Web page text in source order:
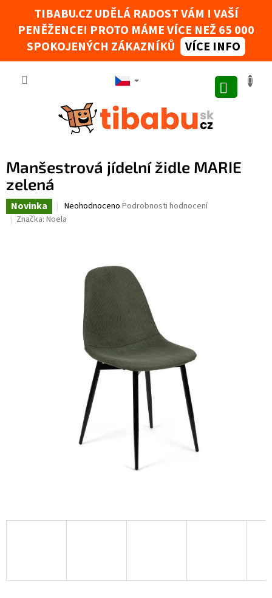
TIBABU.CZ UDĚLÁ RADOST VÁM I VAŠÍ
PENĚŽENCE! PROTO MÁME VÍCE NEŽ 65 000
SPOKOJENÝCH ZÁKAZNÍKŮ
VÍCE INFO
Manšestrová jídelní židle MARIE
zelená
Novinka Průměrné hodnocení produktu je 0,0 z 5 hvězdiček.
Neohodnoceno Podrobnosti hodnocení
Značka: Noela
Tibabák - Váš AI rádce